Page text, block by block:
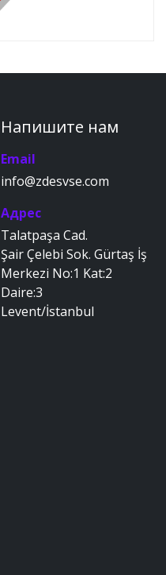
Напишите нам
Email
info@zdesvse.com
Адрес
Talatpaşa Cad.
Şair Çelebi Sok. Gürtaş İş
Merkezi No:1 Kat:2
Daire:3
Levent/İstanbul